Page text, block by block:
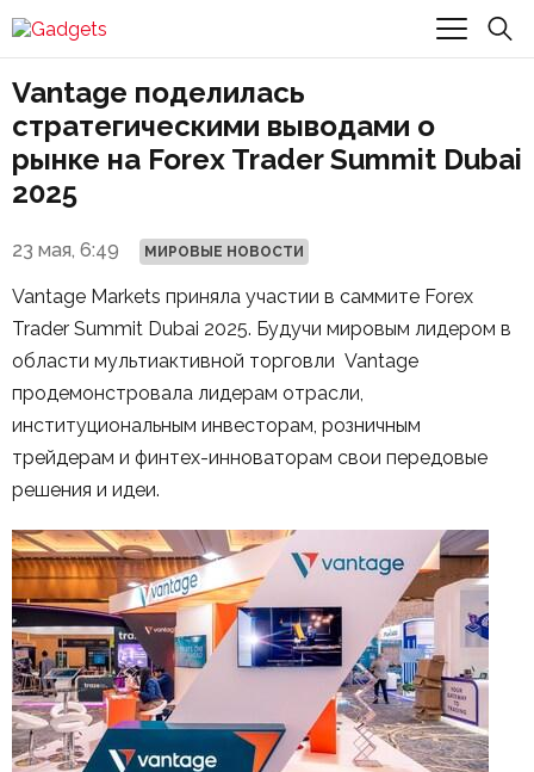
Vantage поделилась
стратегическими выводами о
рынке на Forex Trader Summit Dubai
2025
23 мая, 6:49 МИРОВЫЕ НОВОСТИ
Vantage Markets приняла участии в саммите Forex
Trader Summit Dubai 2025. Будучи мировым лидером в
области мультиактивной торговли Vantage
продемонстровала лидерам отрасли,
институциональным инвесторам, розничным
трейдерам и финтех-инноваторам свои передовые
решения и идеи.